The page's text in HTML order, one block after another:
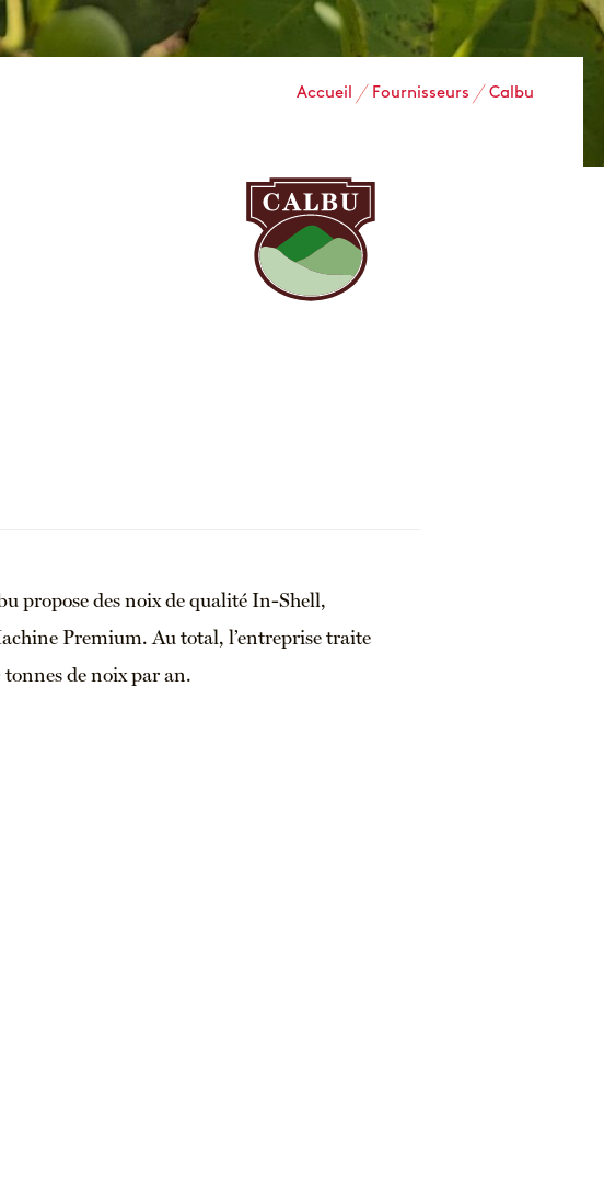
Accueil Fournisseurs Calbu
propose des noix de qualité In-Shell,
Premium. Au total, l’entreprise traite
de noix par an.